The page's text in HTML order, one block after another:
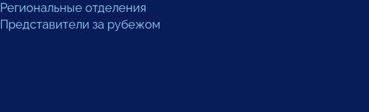
Региональные отделения
Представители за рубежом